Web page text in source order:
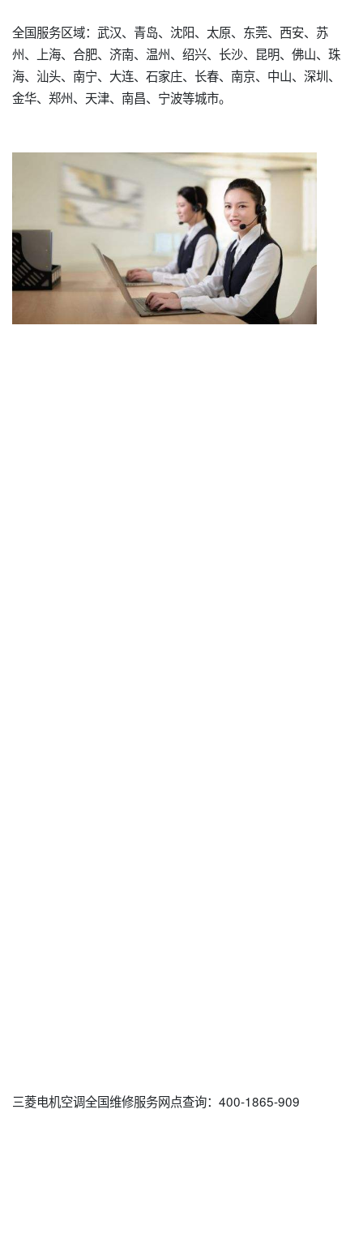
全国服务区域：武汉、青岛、沈阳、太原、东莞、西安、苏
州、上海、合肥、济南、温州、绍兴、长沙、昆明、佛山、珠
海、汕头、南宁、大连、石家庄、长春、南京、中山、深圳、
金华、郑州、天津、南昌、宁波等城市。
三菱电机空调全国维修服务网点查询：400-1865-909